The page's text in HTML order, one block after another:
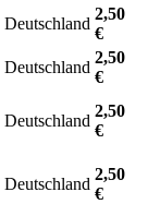
Deutschland
2,50
€
Deutschland
2,50
€
Deutschland
2,50
€
Deutschland
2,50
€